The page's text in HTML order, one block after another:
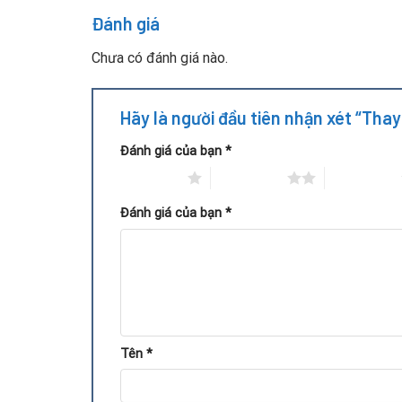
Đánh giá
Chưa có đánh giá nào.
Hãy là người đầu tiên nhận xét
Đánh giá của bạn *
Đánh giá của bạn *
Tên *